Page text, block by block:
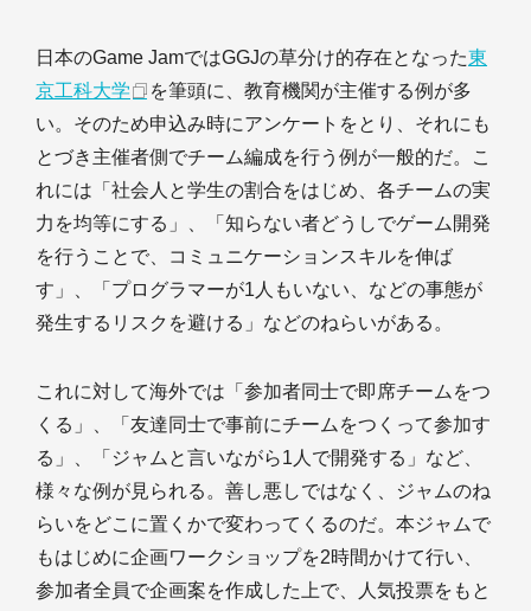
日本のGame JamではGGJの草分け的存在となった東
京工科大学
を筆頭に、教育機関が主催する例が多
い。そのため申込み時にアンケートをとり、それにも
とづき主催者側でチーム編成を行う例が一般的だ。こ
れには「社会人と学生の割合をはじめ、各チームの実
力を均等にする」、「知らない者どうしでゲーム開発
を行うことで、コミュニケーションスキルを伸ば
す」、「プログラマーが1人もいない、などの事態が
発生するリスクを避ける」などのねらいがある。
これに対して海外では「参加者同士で即席チームをつ
くる」、「友達同士で事前にチームをつくって参加す
る」、「ジャムと言いながら1人で開発する」など、
様々な例が見られる。善し悪しではなく、ジャムのね
らいをどこに置くかで変わってくるのだ。本ジャムで
もはじめに企画ワークショップを2時間かけて行い、
参加者全員で企画案を作成した上で、人気投票をもと